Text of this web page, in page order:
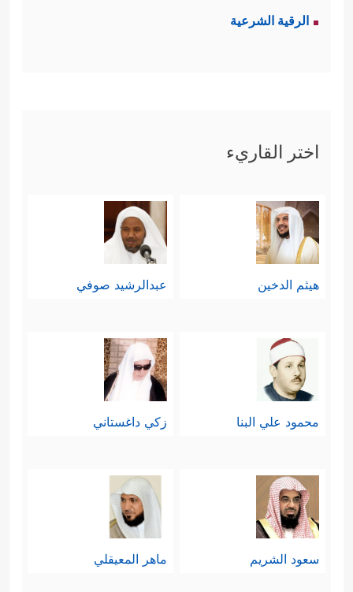
الرقية الشرعية
اختر القاريء
هيثم الدخين عبدالرشيد صوفي
محمود علي البنا زكي داغستاني
سعود الشريم ماهر المعيقلي